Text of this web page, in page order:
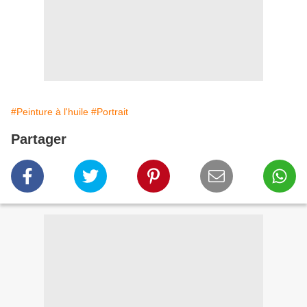
#Peinture à l'huile #Portrait
Partager